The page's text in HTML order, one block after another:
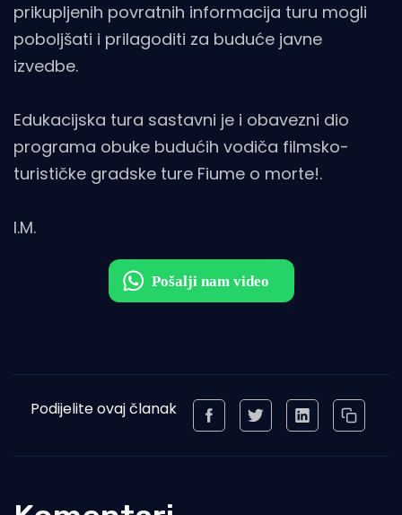
prikupljenih povratnih informacija turu mogli
poboljšati i prilagoditi za buduće javne
izvedbe.
Edukacijska tura sastavni je i obavezni dio
programa obuke budućih vodiča filmsko-
turističke gradske ture Fiume o morte!.
I.M.
Podijelite ovaj članak